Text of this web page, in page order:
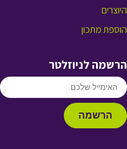
היוצרים
הוספת מתכון
הרשמה לניוזלטר
הרשמה